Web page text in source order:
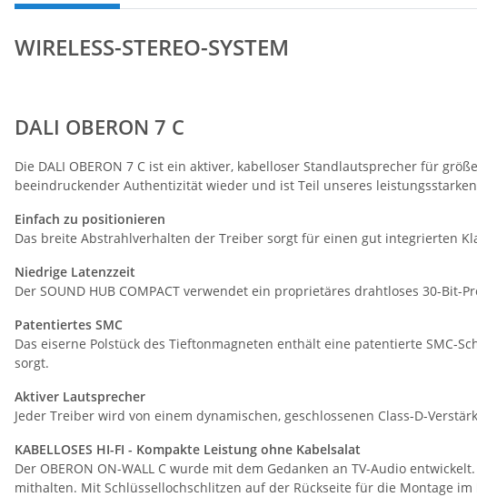
WIRELESS-STEREO-SYSTEM
DALI OBERON 7 C
Die DALI OBERON 7 C ist ein aktiver, kabelloser Standlautsprecher für
beeindruckender Authentizität wieder und ist Teil unseres
Einfach zu positionieren
Das breite Abstrahlverhalten der Treiber sorgt für einen gut integrierten
Niedrige Latenzzeit
Der SOUND HUB COMPACT verwendet ein proprietäres drahtloses 30-
Patentiertes SMC
Das eiserne Polstück des Tieftonmagneten enthält eine patentierte SMC-
sorgt.
Aktiver Lautsprecher
Jeder Treiber wird von einem dynamischen, geschlossenen Class-D-
KABELLOSES HI-FI - Kompakte Leistung ohne Kabelsalat
Der OBERON ON-WALL C wurde mit dem Gedanken an TV-Audio
mithalten. Mit Schlüssellochschlitzen auf der Rückseite für die Montage